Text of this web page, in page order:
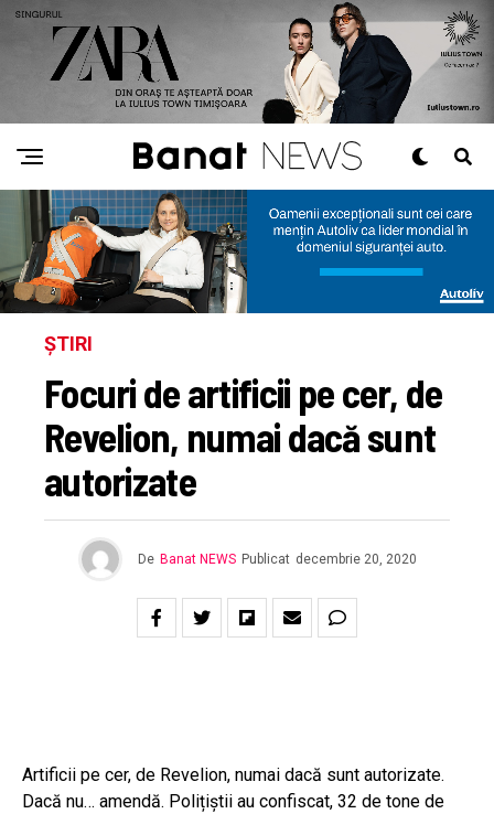
ȘTIRI
Focuri de artificii pe cer, de
Revelion, numai dacă sunt
autorizate
De Banat NEWS Publicat decembrie 20, 2020
Artificii pe cer, de Revelion, numai dacă sunt autorizate.
Dacă nu… amendă. Polițiștii au confiscat, 32 de tone de